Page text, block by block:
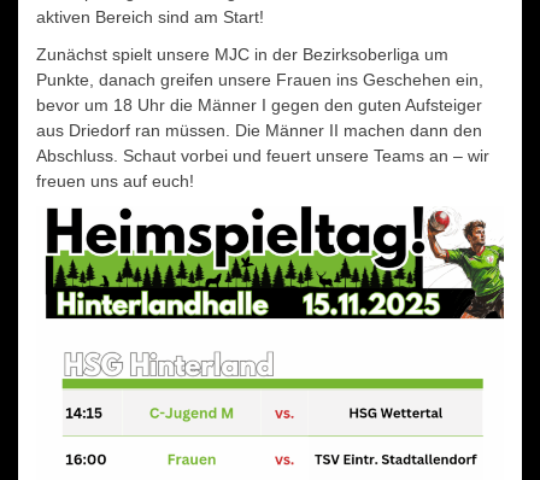
aktiven Bereich sind am Start!
Zunächst spielt unsere MJC in der Bezirksoberliga um
Punkte, danach greifen unsere Frauen ins Geschehen ein,
bevor um 18 Uhr die Männer I gegen den guten Aufsteiger
aus Driedorf ran müssen. Die Männer II machen dann den
Abschluss. Schaut vorbei und feuert unsere Teams an – wir
freuen uns auf euch!